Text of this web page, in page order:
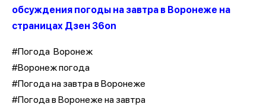
обсуждения погоды на завтра в Воронеже на
страницах Дзен 36on
#Погода Воронеж
#Воронеж погода
#Погода на завтра в Воронеже
#Погода в Воронеже на завтра